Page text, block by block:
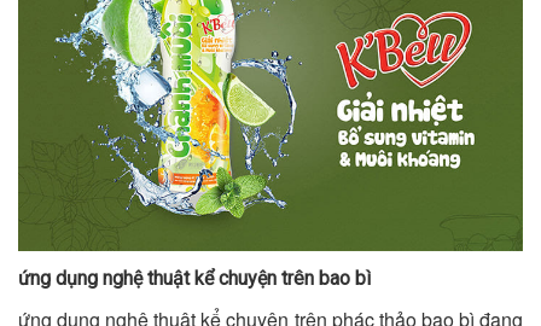
ứng dụng nghệ thuật kể chuyện trên bao bì
ứng dụng nghệ thuật kể chuyện trên phác thảo bao bì đang